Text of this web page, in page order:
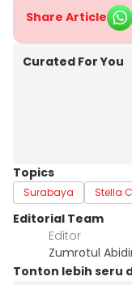
Share Article
Curated For You
Topics
Surabaya Stella
Editorial Team
Editor
Zumrotul
Tonton lebih seru